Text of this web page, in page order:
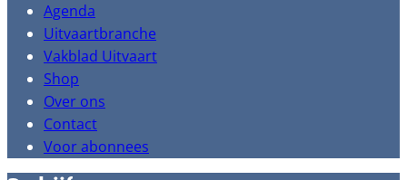
Agenda
Uitvaartbranche
Vakblad Uitvaart
Shop
Over ons
Contact
Voor abonnees